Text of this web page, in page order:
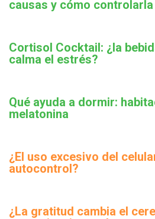
causas y cómo controlarla
Cortisol Cocktail: ¿la
calma el estrés?
Qué ayuda a dormir:
melatonina
¿El uso excesivo del
autocontrol?
¿La gratitud cambia el